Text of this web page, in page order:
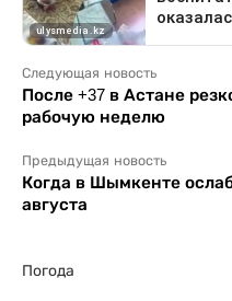
Следующая новость
После +37 в Астане
рабочую неделю
Предыдущая новость
Когда в Шымкенте
августа
Погода